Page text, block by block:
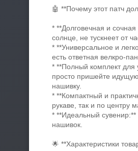
🤖 **Почему этот патч
* **Долговечная и
солнце, не тускнеет от
* **Универсальное и
есть ответная велкро-
* **Полный комплект для
просто пришейте идущую
нашивку.
* **Компактный и
рукаве, так и по центру
* **Идеальный сувенир:**
нашивок.
🌟 **Характеристики